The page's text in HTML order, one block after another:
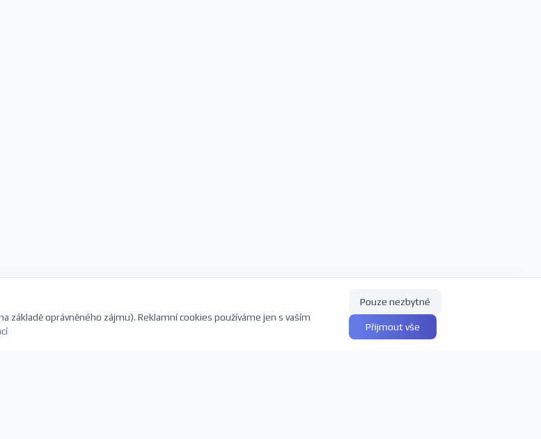
oprávněného zájmu). Reklamní cookies používáme jen s vaším
Pouze nezbytné
Přijmout vše